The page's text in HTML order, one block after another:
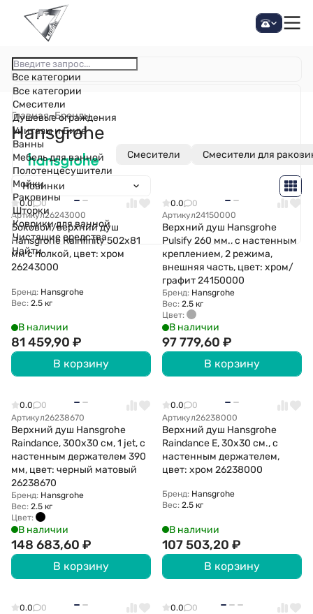
Все категории
Все категории
Смесители
Душевые ограждения
Унитазы и Биде
Ванны
Мебель для ванной
Полотенцесушители
Мойки
Раковины
Шторки
Коврики для ванной
Чистящие средства
Найти
Главная–Бренды
Hansgrohe
Смесители Смесители для
Новинки
0.0
0
Артикул26243000
Боковой/верхний душ
Hansgrohe Rainfinity 502х81
мм с полкой, цвет: хром
26243000
Бренд: Hansgrohe
Вес: 2.5 кг
В наличии
81 459,90 ₽
В корзину
0.0
0
Артикул24150000
Верхний душ Hansgrohe
Pulsify 260 мм., с настенным
креплением, 2 режима,
внешняя часть, цвет: хром/
графит 24150000
Бренд: Hansgrohe
Вес: 2.5 кг
Цвет:
В наличии
97 779,60 ₽
В корзину
0.0
0
Артикул26238670
Верхний душ Hansgrohe
Raindance, 300х30 см, 1 jеt, с
настенным держателем 390
мм, цвет: черный матовый
26238670
Бренд: Hansgrohe
Вес: 2.5 кг
Цвет:
В наличии
148 683,60 ₽
В корзину
0.0
0
Артикул26238000
Верхний душ Hansgrohe
Raindance E, 30х30 см., с
настенным держателем,
цвет: хром 26238000
Бренд: Hansgrohe
Вес: 2.5 кг
В наличии
107 503,20 ₽
В корзину
0.0
0
0.0
0